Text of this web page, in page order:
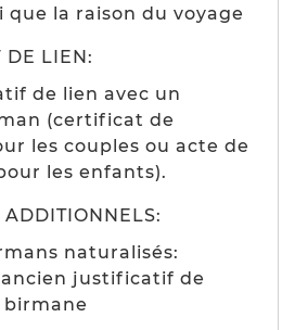
que la raison du voyage
DE LIEN:
de lien avec un
(certificat de
les couples ou acte de
les enfants).
naturalisés:
justificatif de